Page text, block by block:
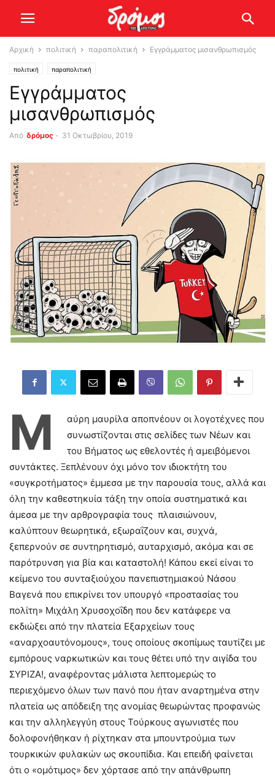
Αρχική πολιτική παραπολιτική Εγγράμματος μισανθρωπισμός
πολιτική παραπολιτική
Εγγράμματος
μισανθρωπισμός
Από δρόμος - 31 Οκτωβρίου, 2019
Μ
αύρη μαυρίλα αποπνέουν οι λογοτέχνες που
συνωστίζονται στις σελίδες των Νέων και
του Βήματος ως εθελοντές ή αμειβόμενοι
συντάκτες. Ξεπλένουν όχι μόνο τον ιδιοκτήτη του
«συγκροτήματος» έμμεσα με την παρουσία τους, αλλά και
όλη την καθεστηκυία τάξη την οποία συστηματικά και
άμεσα με την αρθρογραφία τους πλαισιώνουν,
καλύπτουν θεωρητικά, εξωραΐζουν και, συχνά,
ξεπερνούν σε συντηρητισμό, αυταρχισμό, ακόμα και σε
παρότρυνση για βία και καταστολή! Κάπου εκεί είναι το
κείμενο του συνταξιούχου πανεπιστημιακού Νάσου
Βαγενά που επικρίνει τον υπουργό «προστασίας του
πολίτη» Μιχάλη Χρυσοχοΐδη που δεν κατάφερε να
εκδιώξει από την πλατεία Εξαρχείων τους
«αναρχοαυτόνομους», τους οποίους σκοπίμως ταυτίζει με
εμπόρους ναρκωτικών και τους θέτει υπό την αιγίδα του
ΣΥΡΙΖΑ!, αναφέροντας μάλιστα λεπτομερώς το
περιεχόμενο όλων των πανό που ήταν αναρτημένα στην
πλατεία ως απόδειξη της ανομίας θεωρώντας προφανώς
και την αλληλεγγύη στους Τούρκους αγωνιστές που
δολοφονήθηκαν ή ρίχτηκαν στα μπουντρούμια των
τουρκικών φυλακών ως σκουπίδια. Και επειδή φαίνεται
ότι ο «ομότιμος» δεν χόρτασε από την απάνθρωπη